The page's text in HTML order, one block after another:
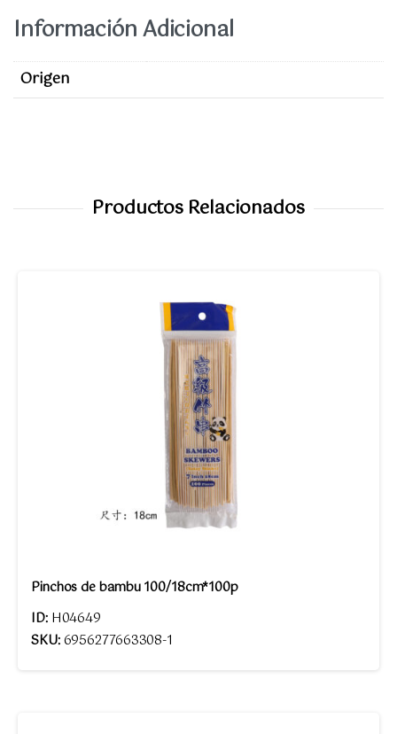
Información Adicional
Origen
Productos Relacionados
Pinchos de bambu 100/18cm*100p
ID: H04649
SKU:6956277663308-1